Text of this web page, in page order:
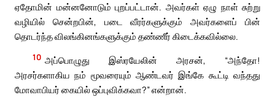
ஏதோமின் மன்னனோடும் புறப்பட்டான். அவர்கள் ஏழு நாள் சுற்று
வழியில் சென்றபின், படை வீரர்களுக்கும் அவர்களைப் பின்
தொடர்ந்த விலங்கினங்களுக்கும் தண்ணீர் கிடைக்கவில்லை.
10 அப்பொழுது இஸ்ரயேலின் அரசன், “அந்தோ!
அரசர்களாகிய நம் மூவரையும் ஆண்டவர் இங்கே கூட்டி வந்தது
மோவாபியர் கையில் ஒப்புவிக்கவா?” என்றான்.